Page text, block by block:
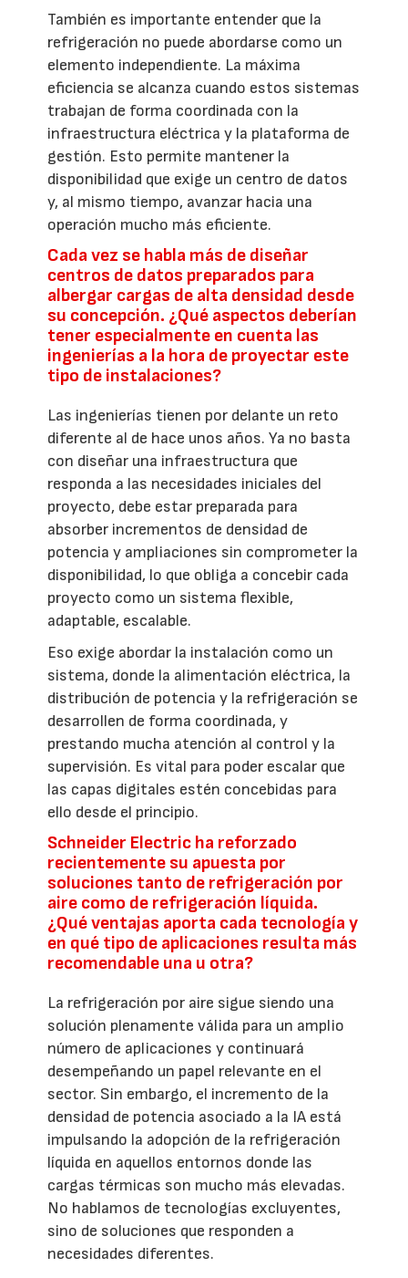
También es importante entender que la
refrigeración no puede abordarse como un
elemento independiente. La máxima
eficiencia se alcanza cuando estos sistemas
trabajan de forma coordinada con la
infraestructura eléctrica y la plataforma de
gestión. Esto permite mantener la
disponibilidad que exige un centro de datos
y, al mismo tiempo, avanzar hacia una
operación mucho más eficiente.
Cada vez se habla más de diseñar
centros de datos preparados para
albergar cargas de alta densidad desde
su concepción. ¿Qué aspectos deberían
tener especialmente en cuenta las
ingenierías a la hora de proyectar este
tipo de instalaciones?
Las ingenierías tienen por delante un reto
diferente al de hace unos años. Ya no basta
con diseñar una infraestructura que
responda a las necesidades iniciales del
proyecto, debe estar preparada para
absorber incrementos de densidad de
potencia y ampliaciones sin comprometer la
disponibilidad, lo que obliga a concebir cada
proyecto como un sistema flexible,
adaptable, escalable.
Eso exige abordar la instalación como un
sistema, donde la alimentación eléctrica, la
distribución de potencia y la refrigeración se
desarrollen de forma coordinada, y
prestando mucha atención al control y la
supervisión. Es vital para poder escalar que
las capas digitales estén concebidas para
ello desde el principio.
Schneider Electric ha reforzado
recientemente su apuesta por
soluciones tanto de refrigeración por
aire como de refrigeración líquida.
¿Qué ventajas aporta cada tecnología y
en qué tipo de aplicaciones resulta más
recomendable una u otra?
La refrigeración por aire sigue siendo una
solución plenamente válida para un amplio
número de aplicaciones y continuará
desempeñando un papel relevante en el
sector. Sin embargo, el incremento de la
densidad de potencia asociado a la IA está
impulsando la adopción de la refrigeración
líquida en aquellos entornos donde las
cargas térmicas son mucho más elevadas.
No hablamos de tecnologías excluyentes,
sino de soluciones que responden a
necesidades diferentes.